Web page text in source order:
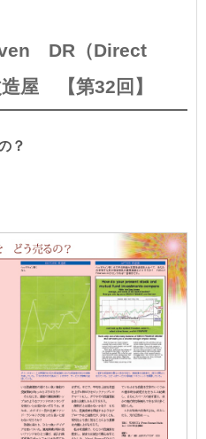
DR（Direct
屋 【第32回】
？